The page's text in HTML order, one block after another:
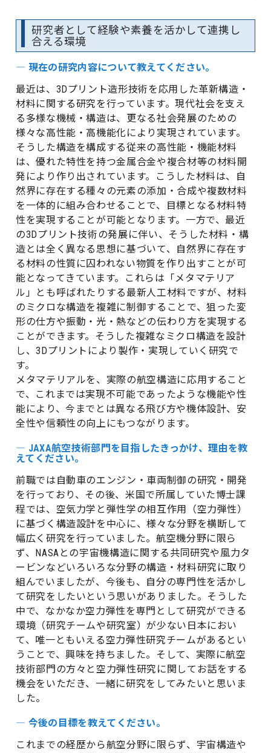
研究者として経験や素養を活かして連携し
合える環境
― 現在の研究内容について教えてください。
最近は、3Dプリント造形技術を応用した革新構造・
材料に関する研究を行っています。現代社会を支え
る多様な機械・構造は、更なる社会発展のための
様々な高性能・高機能化により実現されています。
そうした構造を構成する従来の高性能・機能材料
は、優れた特性を持つ金属合金や複合材等の材料開
発により作り出されています。こうした材料は、自
然界に存在する種々の元素の添加・合成や複数材料
を一体的に組み合わせることで、目標となる材料特
性を実現することが可能となります。一方で、最近
の3Dプリント技術の発展に伴い、そうした材料・構
造とは全く異なる思想に基づいて、自然界に存在す
る材料の性質に囚われない物質を作り出すことが可
能となってきています。これらは「メタマテリア
ル」とも呼ばれたりする最新人工材料ですが、材料
のミクロな構造を複雑に制御することで、狙った変
形の仕方や振動・光・熱などの伝わり方を実現する
ことができます。そうした複雑なミクロ構造を設計
し、3Dプリントにより製作・実現していく研究で
す。
メタマテリアルを、実際の航空構造に応用すること
で、これまでは実現不可能であったような機能や性
能により、今までとは異なる飛び方や機体設計、安
全性や信頼性の向上にもつながります。
― JAXA航空技術部門を目指したきっかけ、理由を教
えてください。
前職では自動車のエンジン・車両制御の研究・開発
を行っており、その後、米国で所属していた博士課
程では、空気力学と弾性学の相互作用（空力弾性）
に基づく構造設計を中心に、様々な分野を横断して
幅広く研究を行っていました。航空機分野に限ら
ず、NASAとの宇宙機構造に関する共同研究や風力タ
ービンなどいろいろな分野の構造・材料研究に取り
組んでいましたが、今後も、自分の専門性を活かし
て研究をしたいという思いがありました。そうした
中で、なかなか空力弾性を専門として研究ができる
環境（研究チームや研究室）が少ない日本におい
て、唯一ともいえる空力弾性研究チームがあるとい
うことで、興味を持ちました。そして、実際に航空
技術部門の方々と空力弾性研究に関してお話をする
機会をいただき、一緒に研究をしてみたいと思いま
した。
― 今後の目標を教えてください。
これまでの経歴から航空分野に限らず、宇宙構造や